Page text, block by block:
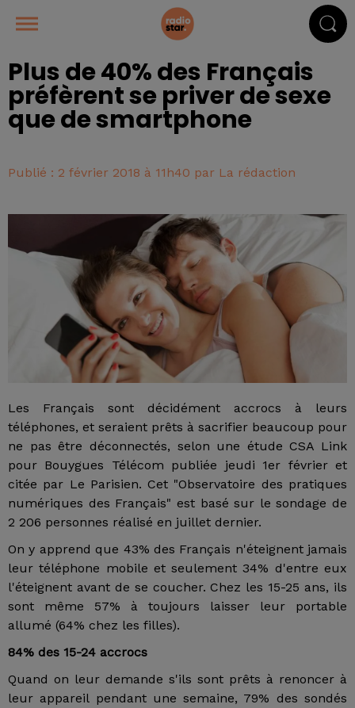
Plus de 40% des Français
préfèrent se priver de sexe
que de smartphone
Publié : 2 février 2018 à 11h40 par La rédaction
Les Français sont décidément accrocs à leurs
téléphones, et seraient prêts à sacrifier beaucoup pour
ne pas être déconnectés, selon une étude CSA Link
pour Bouygues Télécom publiée jeudi 1er février et
citée par Le Parisien. Cet "Observatoire des pratiques
numériques des Français" est basé sur le sondage de
2 206 personnes réalisé en juillet dernier.
On y apprend que 43% des Français n'éteignent jamais
leur téléphone mobile et seulement 34% d'entre eux
l'éteignent avant de se coucher. Chez les 15-25 ans, ils
sont même 57% à toujours laisser leur portable
allumé (64% chez les filles).
84% des 15-24 accrocs
Quand on leur demande s'ils sont prêts à renoncer à
leur appareil pendant une semaine, 79% des sondés